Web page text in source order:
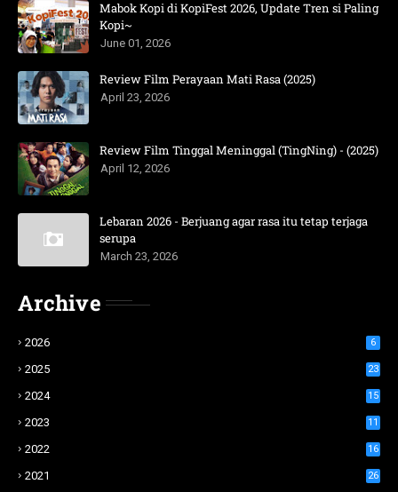
Mabok Kopi di KopiFest 2026, Update Tren si Paling
Kopi~
June 01, 2026
Review Film Perayaan Mati Rasa (2025)
April 23, 2026
Review Film Tinggal Meninggal (TingNing) - (2025)
April 12, 2026
Lebaran 2026 - Berjuang agar rasa itu tetap terjaga
serupa
March 23, 2026
Archive
2026 6
2025 23
2024 15
2023 11
2022 16
2021 26